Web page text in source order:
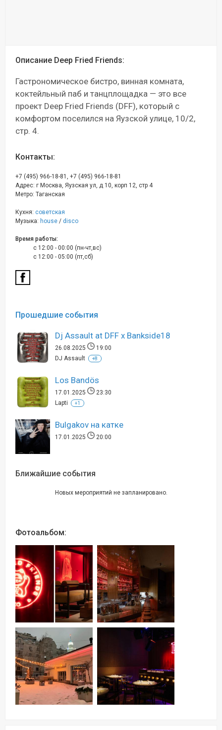
Описание Deep Fried Friends:
Гастрономическое бистро, винная комната,
коктейльный паб и танцплощадка — это все
проект Deep Fried Friends (DFF), который с
комфортом поселился на Яузской улице, 10/2,
стр. 4.
Контакты:
+7 (495) 966-18-81 , +7 (495) 966-18-81
Адрес: г Москва, Яузская ул, д 10, корп 12, стр 4
Метро: Таганская
Кухня: советская
Музыка: house / disco
Время работы:
c 12:00 - 00:00 (пн-чт,вс)
c 12:00 - 05:00 (пт,сб)
Прошедшие события
Dj Assault at DFF x Bankside18
26.08.2025
19:00
DJ Assault
+8
Los Bandös
17.01.2025
23:30
Lapti
+1
Bulgakov на катке
17.01.2025 20:00
Ближайшие события
Новых мероприятий не запланировано.
Фотоальбом: